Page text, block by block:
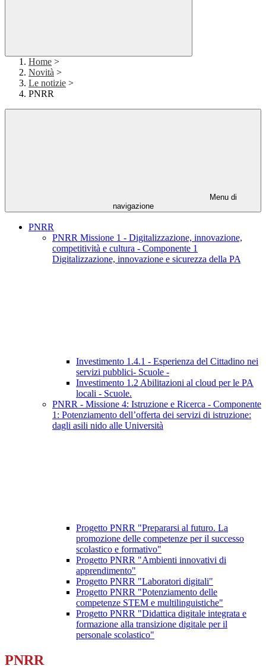
Home >
Novità >
Le notizie >
PNRR
Menu di
navigazione
PNRR
PNRR Missione 1 - Digitalizzazione, innovazione,
competitività e cultura - Componente 1
Digitalizzazione, innovazione e sicurezza della PA
Investimento 1.4.1 - Esperienza del Cittadino nei
servizi pubblici- Scuole -
Investimento 1.2 Abilitazioni al cloud per le PA
locali - Scuole.
PNRR - Missione 4: Istruzione e Ricerca - Componente
1: Potenziamento dell’offerta dei servizi di istruzione:
dagli asili nido alle Università
Progetto PNRR "Prepararsi al futuro. La
promozione delle competenze per il successo
scolastico e formativo"
Progetto PNRR "Ambienti innovativi di
apprendimento"
Progetto PNRR "Laboratori digitali"
Progetto PNRR "Potenziamento delle
competenze STEM e multilinguistiche"
Progetto PNRR "Didattica digitale integrata e
formazione alla transizione digitale per il
personale scolastico"
PNRR